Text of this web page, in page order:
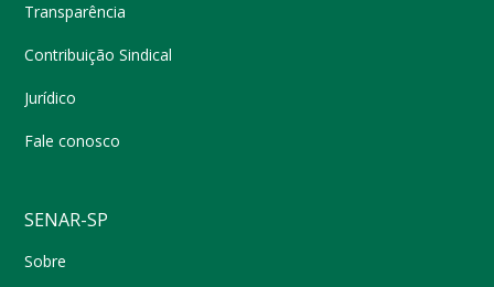
Transparência
Contribuição Sindical
Jurídico
Fale conosco
SENAR-SP
Sobre